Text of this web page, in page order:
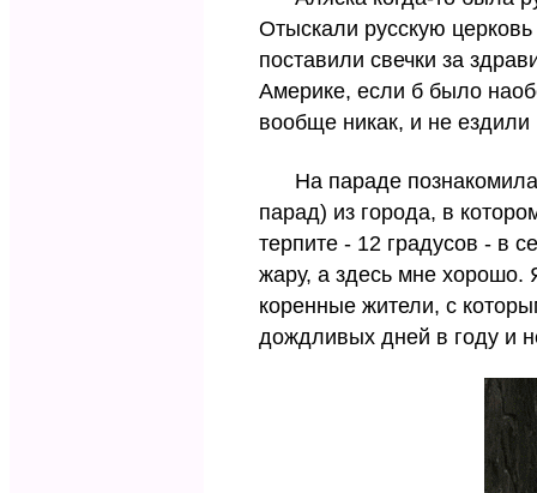
Отыскали русскую
поставили свечки за
Америке, если б было
вообще никак, и не
На параде
парад) из города, в
терпите - 12 градусов - в
жару, а здесь мне
коренные жители, с
дождливых дней в году и